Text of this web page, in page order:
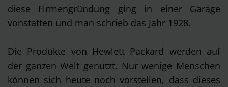
diese Firmengründung ging in einer Garage
vonstatten und man schrieb das Jahr 1928.
Die Produkte von Hewlett Packard werden auf
der ganzen Welt genutzt. Nur wenige Menschen
können sich heute noch vorstellen, dass dieses